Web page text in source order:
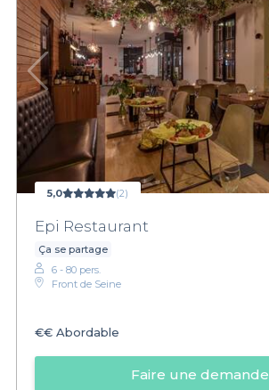
5,0 (2)
Epi Restaurant
Ça se partage
6 - 80 pers.
Front de Seine
€€ Abordable
Faire une demande